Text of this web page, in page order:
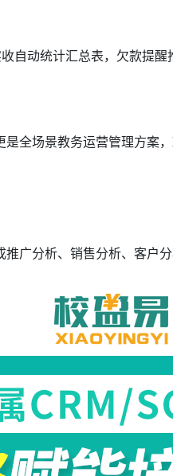
自动统计汇总表，欠款提醒
全场景教务运营管理方案
广分析、销售分析、客户